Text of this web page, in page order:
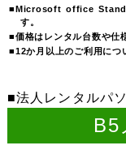
Microsoft office
す。
価格はレンタル台数や仕
12か月以上のご利用につ
法人レンタルパ
B5